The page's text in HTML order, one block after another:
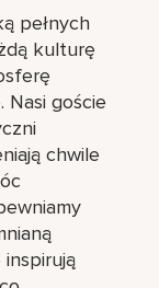
pełnych
kulturę
Nasi goście
chwile